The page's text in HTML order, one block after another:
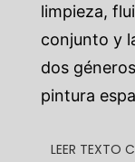
limpieza,
conjunto y
dos
pintura
LEER TEXTO